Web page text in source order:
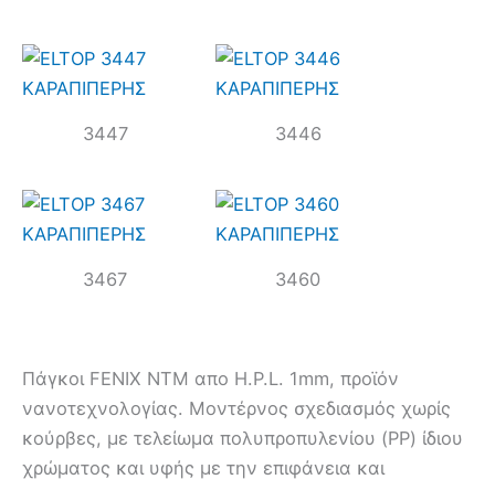
3447 3446
3467 3460
Πάγκοι FENIX NTM απο Η.P.L. 1mm, προϊόν
νανοτεχνολογίας. Μοντέρνος σχεδιασμός χωρίς
κούρβες, με τελείωμα πολυπροπυλενίου (PP) ίδιου
χρώματος και υφής με την επιφάνεια και